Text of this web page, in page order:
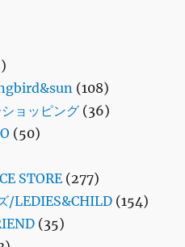
(108)
ョッピング (36)
(50)
STORE (277)
/LEDIES&CHILD (154)
(35)